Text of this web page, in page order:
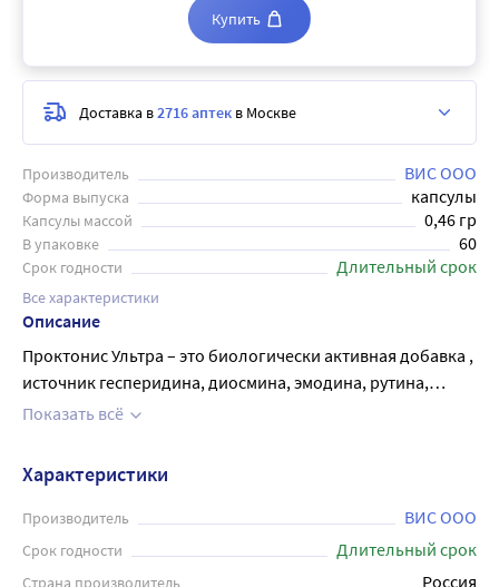
Производитель ВИС ООО
Форма выпуска капсулы
Капсулы массой 0,46 гр
В упаковке 60
Срок годности Длительный срок
Все характеристики
Описание
Проктонис Ультра – это биологически активная добавка ,
источник гесперидина, диосмина, эмодина, рутина,
витаминов C и E. Активные компоненты Проктонис
геммороидальных венах, восстановлению тонуса и
уменьшению воспаления в стенках сосудов,
нормализации стула (предупреждению запоров),
ускорению заживления, а также снижению риска
Показать всё
Купить
Доставка в2716 аптек в Москве
Характеристики
Производитель ВИС ООО
Срок годности Длительный срок
Страна производитель Россия